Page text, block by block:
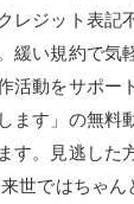
レジット表記
緩い規約で気
活動をサポー
ます」の無料
す。見逃した
世ではちゃん